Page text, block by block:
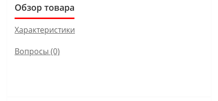
Обзор товара
Характеристики
Вопросы (0)